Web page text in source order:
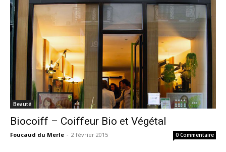
Beauté
Biocoiff – Coiffeur Bio et Végétal
Foucaud du Merle - 2 février 2015 0 Commentaire